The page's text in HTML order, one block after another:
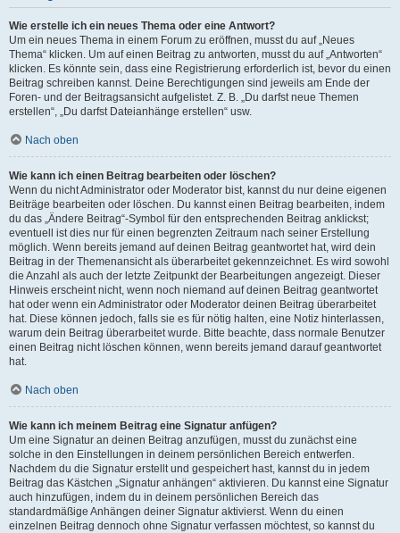
Wie erstelle ich ein neues Thema oder eine Antwort?
Um ein neues Thema in einem Forum zu eröffnen, musst du auf „Neues
Thema“ klicken. Um auf einen Beitrag zu antworten, musst du auf „Antworten“
klicken. Es könnte sein, dass eine Registrierung erforderlich ist, bevor du einen
Beitrag schreiben kannst. Deine Berechtigungen sind jeweils am Ende der
Foren- und der Beitragsansicht aufgelistet. Z. B. „Du darfst neue Themen
erstellen“, „Du darfst Dateianhänge erstellen“ usw.
Nach oben
Wie kann ich einen Beitrag bearbeiten oder löschen?
Wenn du nicht Administrator oder Moderator bist, kannst du nur deine eigenen
Beiträge bearbeiten oder löschen. Du kannst einen Beitrag bearbeiten, indem
du das „Ändere Beitrag“-Symbol für den entsprechenden Beitrag anklickst;
eventuell ist dies nur für einen begrenzten Zeitraum nach seiner Erstellung
möglich. Wenn bereits jemand auf deinen Beitrag geantwortet hat, wird dein
Beitrag in der Themenansicht als überarbeitet gekennzeichnet. Es wird sowohl
die Anzahl als auch der letzte Zeitpunkt der Bearbeitungen angezeigt. Dieser
Hinweis erscheint nicht, wenn noch niemand auf deinen Beitrag geantwortet
hat oder wenn ein Administrator oder Moderator deinen Beitrag überarbeitet
hat. Diese können jedoch, falls sie es für nötig halten, eine Notiz hinterlassen,
warum dein Beitrag überarbeitet wurde. Bitte beachte, dass normale Benutzer
einen Beitrag nicht löschen können, wenn bereits jemand darauf geantwortet
hat.
Nach oben
Wie kann ich meinem Beitrag eine Signatur anfügen?
Um eine Signatur an deinen Beitrag anzufügen, musst du zunächst eine
solche in den Einstellungen in deinem persönlichen Bereich entwerfen.
Nachdem du die Signatur erstellt und gespeichert hast, kannst du in jedem
Beitrag das Kästchen „Signatur anhängen“ aktivieren. Du kannst eine Signatur
auch hinzufügen, indem du in deinem persönlichen Bereich das
standardmäßige Anhängen deiner Signatur aktivierst. Wenn du einen
einzelnen Beitrag dennoch ohne Signatur verfassen möchtest, so kannst du